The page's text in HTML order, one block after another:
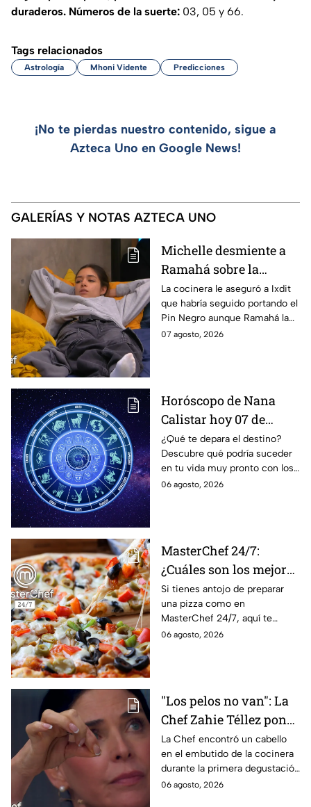
duraderos. Números de la suerte: 03, 05 y 66.
Tags relacionados
Astrología Mhoni Vidente Predicciones
¡No te pierdas nuestro contenido, sigue a
Azteca Uno en Google News!
GALERÍAS Y NOTAS AZTECA UNO
Michelle desmiente a
Ramahá sobre la
designación del Pin
Negro a un integrante
de las "Divas" en
MasterChef 24/7
La cocinera le aseguró a Ixdit
que habría seguido portando el
Pin Negro aunque Ramahá la
hubiera subido al balcón
07 agosto, 2026
Horóscopo de Nana
Calistar hoy 07 de
agosto; estos signos
podrían dejar de estar
solteros más pronto de
lo que imaginan y
¿Qué te depara el destino?
Descubre qué podría suceder
en tu vida muy pronto con los
horóscopos de Nana Calistar;
06 agosto, 2026
MasterChef 24/7:
¿Cuáles son los mejores
quesos para preparar
pizza en casa?
Si tienes antojo de preparar
una pizza como en
MasterChef 24/7, aquí te
contamos todo lo que debes
06 agosto, 2026
"Los pelos no van": La
Chef Zahie Téllez pone
en evidencia a Carmen
en la gala de mandiles
negros de MasterChef
24/7
La Chef encontró un cabello
en el embutido de la cocinera
durante la primera degustación
de la noche
06 agosto, 2026